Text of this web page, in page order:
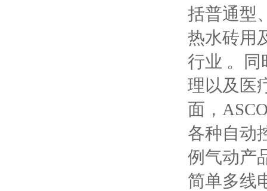
括普通型
热水砖用
行业 。同
理以及医
面，
各种自动
例气动产
简单多线